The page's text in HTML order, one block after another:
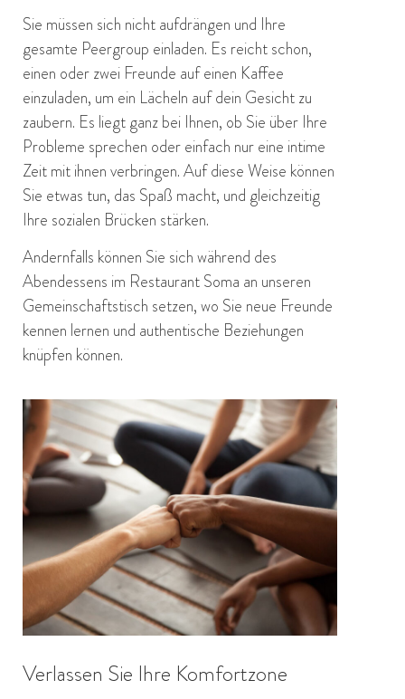
Sie müssen sich nicht aufdrängen und Ihre
gesamte Peergroup einladen. Es reicht schon,
einen oder zwei Freunde auf einen Kaffee
einzuladen, um ein Lächeln auf dein Gesicht zu
zaubern. Es liegt ganz bei Ihnen, ob Sie über Ihre
Probleme sprechen oder einfach nur eine intime
Zeit mit ihnen verbringen. Auf diese Weise können
Sie etwas tun, das Spaß macht, und gleichzeitig
Ihre sozialen Brücken stärken.
Andernfalls können Sie sich während des
Abendessens im Restaurant Soma an unseren
Gemeinschaftstisch setzen, wo Sie neue Freunde
kennen lernen und authentische Beziehungen
knüpfen können.
Verlassen Sie Ihre Komfortzone